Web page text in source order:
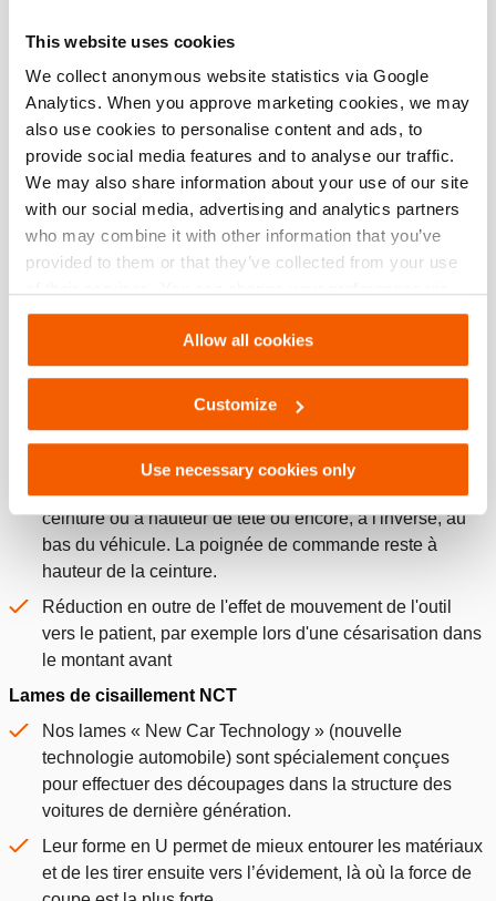
This website uses cookies
We collect anonymous website statistics via Google
Analytics. When you approve marketing cookies, we may
also use cookies to personalise content and ads, to
provide social media features and to analyse our traffic.
We may also share information about your use of our site
with our social media, advertising and analytics partners
who may combine it with other information that you’ve
provided to them or that they’ve collected from your use
Settings. See ourcookiestatement.
Allow all cookies
Customize
Use necessary cookies only
JPG236.0 KB
Télécharger
Caractéristiques
Poids limité
Plus légère que jamais grâce à de nouveaux matériaux,
conception intelligente.
Limite l'effort physique : facile à porter et à manipuler.
Pour une coupe plus ergonomique au-dessus de la
ceinture ou à hauteur de tête ou encore, à l'inverse, au
bas du véhicule. La poignée de commande reste à
hauteur de la ceinture.
Réduction en outre de l'effet de mouvement de l'outil
vers le patient, par exemple lors d'une césarisation dans
le montant avant
Lames de cisaillement NCT
Nos lames « New Car Technology » (nouvelle
technologie automobile) sont spécialement conçues
pour effectuer des découpages dans la structure des
voitures de dernière génération.
Leur forme en U permet de mieux entourer les matériaux
et de les tirer ensuite vers l’évidement, là où la force de